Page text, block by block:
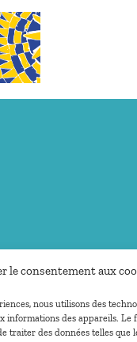
le consentement aux
nous utilisons des
informations des appareils. Le
traiter des données telles que